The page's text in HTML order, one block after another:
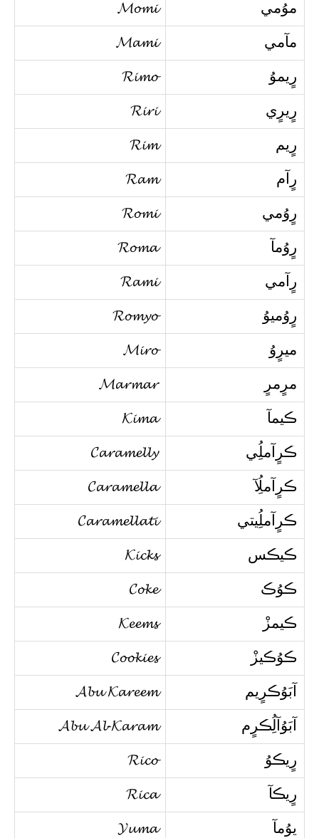
موُمي 𝓜𝓸𝓶𝓲
مآمي 𝓜𝓪𝓶𝓲
رٍيموُ 𝓡𝓲𝓶𝓸
رٍيرٍي 𝓡𝓲𝓻𝓲
رٍيم 𝓡𝓲𝓶
رٍآم 𝓡𝓪𝓶
رٍوُمي 𝓡𝓸𝓶𝓲
رٍوُمآ 𝓡𝓸𝓶𝓪
رٍآمي 𝓡𝓪𝓶𝓲
رٍوُميوُ 𝓡𝓸𝓶𝔂𝓸
ميرٍوُ 𝓜𝓲𝓻𝓸
مرٍمرٍ 𝓜𝓪𝓻𝓶𝓪𝓻
ڪيمآ 𝓚𝓲𝓶𝓪
ڪرٍآملُِي 𝓒𝓪𝓻𝓪𝓶𝓮𝓵𝓵𝔂
ڪرٍآملُِآ 𝓒𝓪𝓻𝓪𝓶𝓮𝓵𝓵𝓪
ڪرٍآملُِيتي 𝓒𝓪𝓻𝓪𝓶𝓮𝓵𝓵𝓪𝓽𝓲
ڪيڪس 𝓚𝓲𝓬𝓴𝓼
ڪوُڪ 𝓒𝓸𝓴𝓮
ڪيمزْ 𝓚𝓮𝓮𝓶𝓼
ڪوُڪيزْ 𝓒𝓸𝓸𝓴𝓲𝓮𝓼
آبَوُڪرٍيم 𝓐𝓫𝓾 𝓚𝓪𝓻𝓮𝓮𝓶
آبَوُآلُِڪرٍم 𝓐𝓫𝓾 𝓐𝓵-𝓚𝓪𝓻𝓪𝓶
رٍيڪوُ 𝓡𝓲𝓬𝓸
رٍيڪآ 𝓡𝓲𝓬𝓪
يوُمآ 𝓨𝓾𝓶𝓪